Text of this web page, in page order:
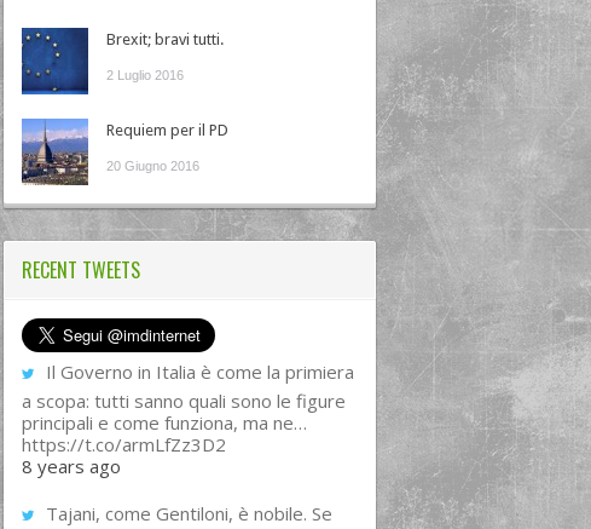
Brexit; bravi tutti.
2 Luglio 2016
Requiem per il PD
20 Giugno 2016
RECENT TWEETS
Il Governo in Italia è come la primiera
a scopa: tutti sanno quali sono le figure
principali e come funziona, ma ne…
https://t.co/armLfZz3D2
8 years ago
Tajani, come Gentiloni, è nobile. Se